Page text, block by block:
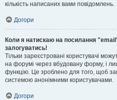
кількість написаних вами повідомлень.
Догори
Коли я натискаю на посилання
залогуватись!
Тільки зареєстровані користувачі
на форумі через вбудовану форму, і
функцію. Це зроблено для того, щоб
системою анонімними користувачами.
Догори